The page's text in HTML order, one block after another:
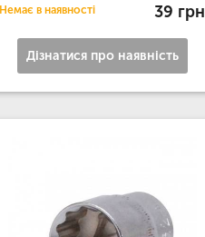
Немає в наявності 39 грн
Дізнатися про наявність